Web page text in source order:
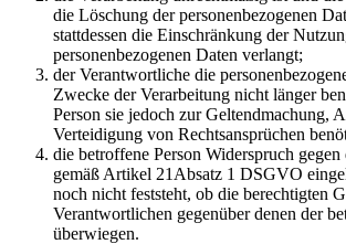
die Löschung der personenbezogenen
stattdessen die Einschränkung der
personenbezogenen Daten verlangt;
der Verantwortliche die
Zwecke der Verarbeitung nicht länger
Person sie jedoch zur Geltendmachung,
Verteidigung von Rechtsansprüchen
die betroffene Person Widerspruch
gemäß Artikel 21Absatz 1 DSGVO
noch nicht feststeht, ob die berechtigten
Verantwortlichen gegenüber denen der
überwiegen.